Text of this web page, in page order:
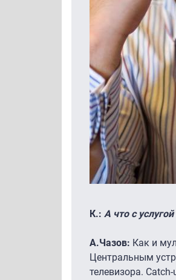
К.: А что с
А.Чазов: Как и
Центральным
телевизора.